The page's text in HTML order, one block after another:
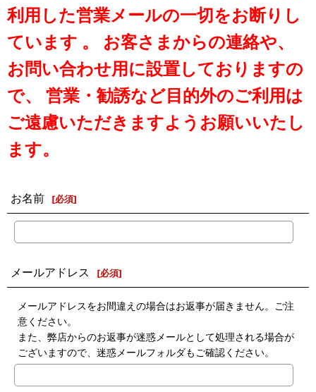
利用した営業メールの一切をお断りし
ています 。 お客さまからの連絡や、
お問い合わせ用に設置しておりますの
で、 営業・勧誘など目的外のご利用は
ご遠慮いただきますようお願いいたし
ます。
お名前 [必須]
メールアドレス [必須]
メールアドレスをお間違えの場合はお返事が届きません。ご注
意ください。
また、弊店からのお返事が迷惑メールとして処理される場合が
ございますので、迷惑メールフォルダもご確認ください。